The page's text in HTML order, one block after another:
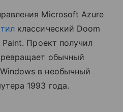
Microsoft Azure
классический Doom
Проект получил
обычный
в необычный
1993 года.